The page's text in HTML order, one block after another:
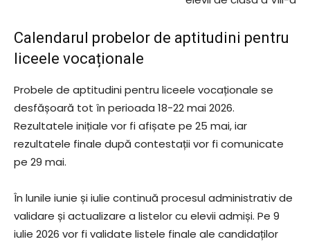
Calendarul probelor de aptitudini pentru
liceele vocaționale
Probele de aptitudini pentru liceele vocaționale se
desfășoară tot în perioada 18-22 mai 2026.
Rezultatele inițiale vor fi afișate pe 25 mai, iar
rezultatele finale după contestații vor fi comunicate
pe 29 mai.
În lunile iunie și iulie continuă procesul administrativ de
validare și actualizare a listelor cu elevii admiși. Pe 9
iulie 2026 vor fi validate listele finale ale candidaților